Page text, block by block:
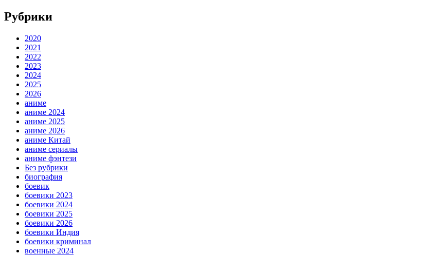
Рубрики
2020
2021
2022
2023
2024
2025
2026
аниме
аниме 2024
аниме 2025
аниме 2026
аниме Китай
аниме сериалы
аниме фэнтези
Без рубрики
биография
боевик
боевики 2023
боевики 2024
боевики 2025
боевики 2026
боевики Индия
боевики криминал
военные 2024